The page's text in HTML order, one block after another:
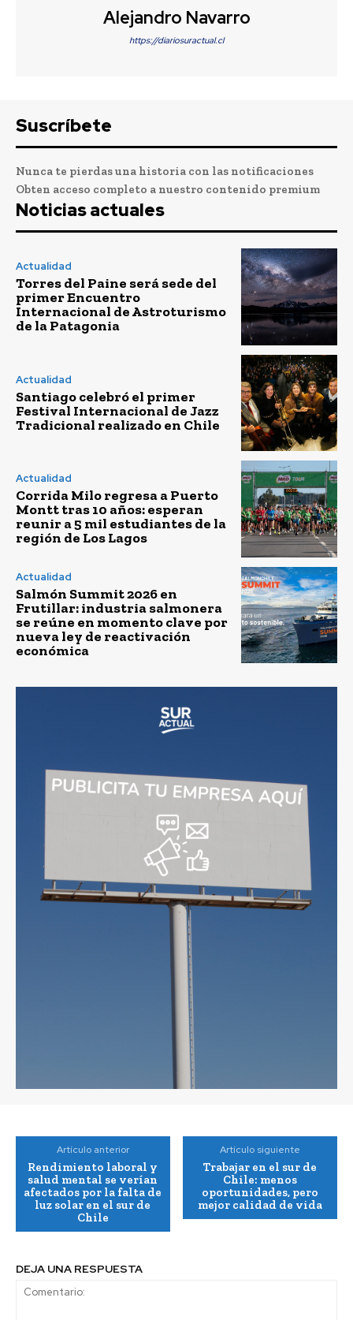
Alejandro Navarro
https://diariosuractual.cl
Suscríbete
Nunca te pierdas una historia con las notificaciones
Obten acceso completo a nuestro contenido premium
Noticias actuales
Actualidad
Torres del Paine será sede del
primer Encuentro
Internacional de Astroturismo
de la Patagonia
Actualidad
Santiago celebró el primer
Festival Internacional de Jazz
Tradicional realizado en Chile
Actualidad
Corrida Milo regresa a Puerto
Montt tras 10 años: esperan
reunir a 5 mil estudiantes de la
región de Los Lagos
Actualidad
Salmón Summit 2026 en
Frutillar: industria salmonera
se reúne en momento clave por
nueva ley de reactivación
económica
Artículo anterior
Rendimiento laboral y
salud mental se verían
afectados por la falta de
luz solar en el sur de
Chile
Artículo siguiente
Trabajar en el sur de
Chile: menos
oportunidades, pero
mejor calidad de vida
DEJA UNA RESPUESTA